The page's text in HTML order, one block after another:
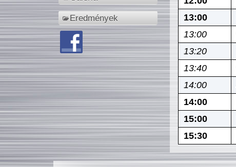
Eredmények
13:00
13:00
13:20
13:40
14:00
14:00
15:00
15:30